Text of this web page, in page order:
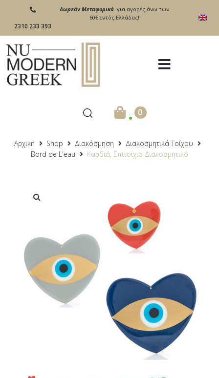
2310 233 393
Δωρεάν Μεταφορικά για αγορές άνω των
60€ εντός Ελλάδας!
. 0
Αρχική Shop Διακόσμηση
Διακοσμητικά Τοίχου
Bord de L'eau
Καρδιά, Επιτοίχιο Διακοσμητικό